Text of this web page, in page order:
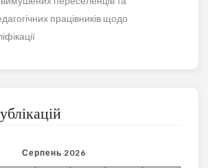
працівників щодо
Серпень 2026